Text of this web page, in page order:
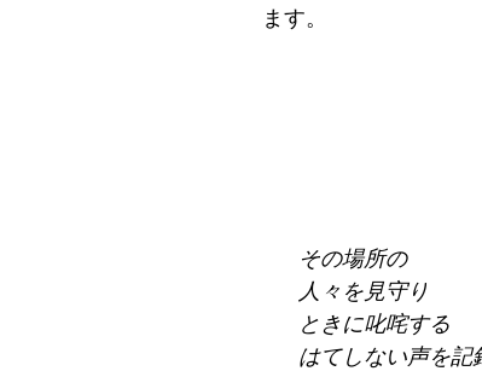
ます。
その場所の
人々を見守り
ときに叱咤する
はてしない声を記